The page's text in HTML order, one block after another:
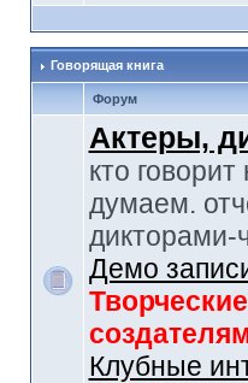
Говорящая книга
Форум
Актеры,
кто
думаем.
дикторами-
Демо
Клубные